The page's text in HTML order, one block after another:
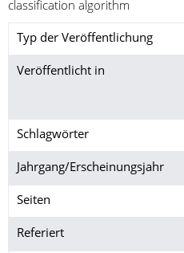
classification algorithm
Typ der Veröffentlichung
Veröffentlicht in
Schlagwörter
Jahrgang/Erscheinungsjahr
Seiten
Referiert